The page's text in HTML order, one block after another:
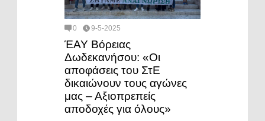
0 9-5-2025
ΈΑΥ Βόρειας
Δωδεκανήσου: «Οι
αποφάσεις του ΣτΕ
δικαιώνουν τους αγώνες
μας – Αξιοπρεπείς
αποδοχές για όλους»